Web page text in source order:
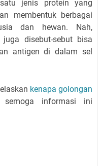
jenis protein yang
membentuk berbagai
dan hewan. Nah,
disebut-sebut bisa
antigen di dalam sel
kenapa golongan
semoga informasi ini